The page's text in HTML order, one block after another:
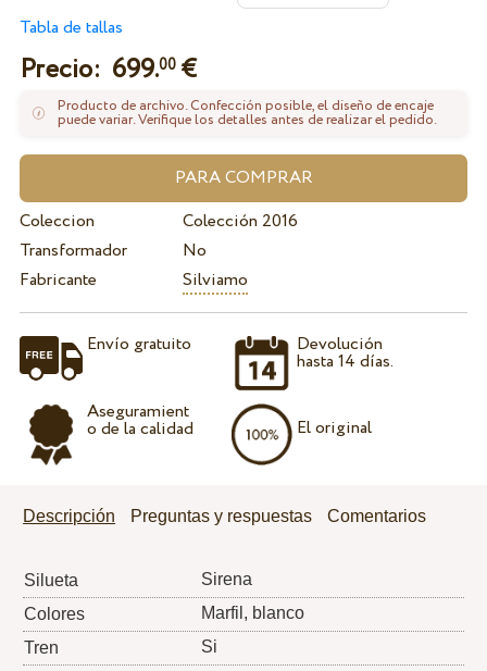
Tabla de tallas
Precio: 699.00€
Producto de archivo. Confección posible, el diseño de encaje
puede variar. Verifique los detalles antes de realizar el pedido.
Coleccion
Colección 2016
Transformador
No
Fabricante
Silviamo
Envío gratuito
Aseguramient
o de la calidad
Devolución
hasta 14 días.
El original
Descripción Preguntas y respuestas Comentarios
Silueta
Sirena
Colores
Marfil, blanco
Tren
Si